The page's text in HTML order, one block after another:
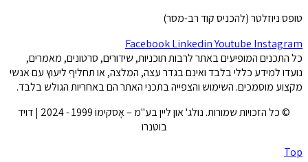
טופס ניוזלטר (להכניס קוד רב-מסר)
FacebookLinkedinYoutube Instagram
כל התכנים המופיעים באתר לרבות תוכניות, שידורים, סרטונים, מאמרים,
נועדו למידע כללי בלבד ואינם בגדר עצה, המלצה, או תחליף ליעוץ עם אנשי
מקצוע מוסמכים. השימוש והצפייה בתכני האתר הם באחריות הגולש בלבד.
© כל הזכויות שמורות. נולג' און ליין בע"מ – אָסקימוֹ 1999 - 2024 | דויד
בוטנרו
Top